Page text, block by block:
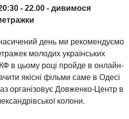
- 22.00 - дивимося
день ми рекомендуємо
молодих українських
в цьому році пройде в онлайн-
якісні фільми саме в Одесі
організовує Довженко-Центр в
колони.